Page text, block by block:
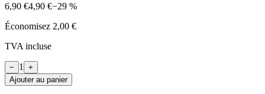
6,90 €4,90 €−29 %
Économisez 2,00 €
TVA incluse
− 1
+
Ajouter au panier